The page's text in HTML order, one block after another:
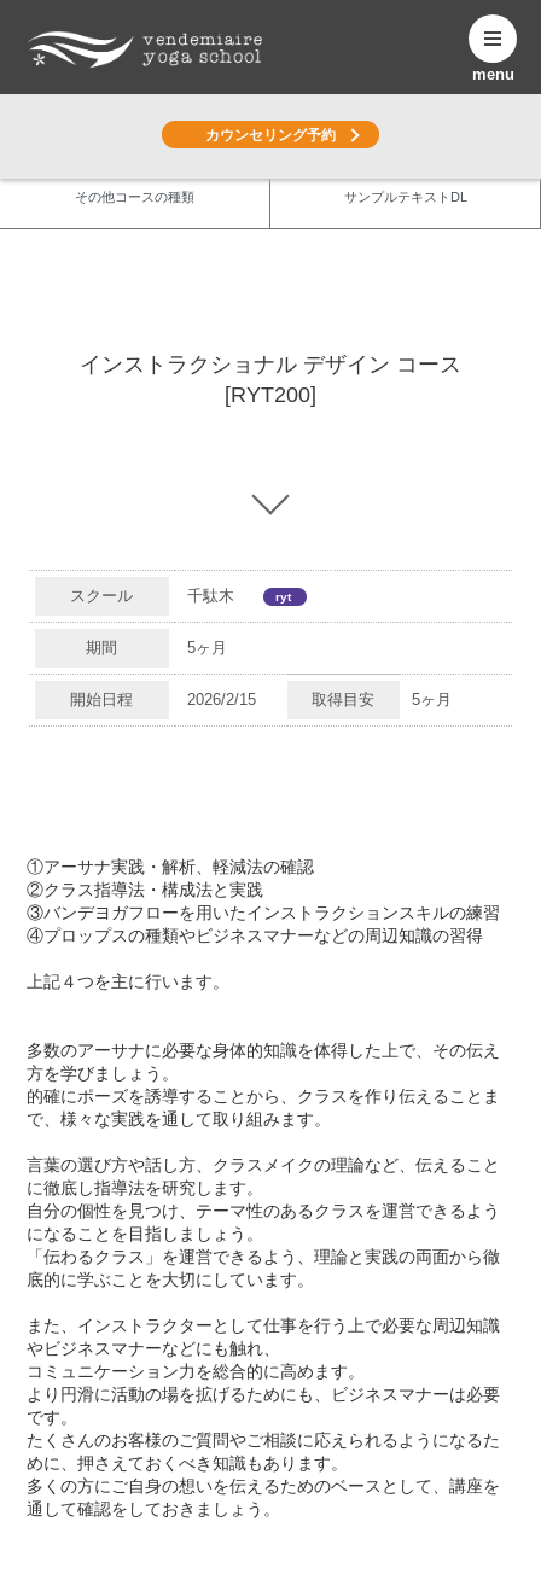
menu
カウンセリング予約
Course
その他コースの種類 サンプルテキストDL
インストラクショナル デザイン コース
[RYT200]
スクール 千駄木 ryt
期間 5ヶ月
開始日程 2026/2/15 取得目安 5ヶ月
①アーサナ実践・解析、軽減法の確認
②クラス指導法・構成法と実践
③バンデヨガフローを用いたインストラクションスキルの練習
④プロップスの種類やビジネスマナーなどの周辺知識の習得
上記４つを主に行います。
多数のアーサナに必要な身体的知識を体得した上で、その伝え
方を学びましょう。
的確にポーズを誘導することから、クラスを作り伝えることま
で、様々な実践を通して取り組みます。
言葉の選び方や話し方、クラスメイクの理論など、伝えること
に徹底し指導法を研究します。
自分の個性を見つけ、テーマ性のあるクラスを運営できるよう
になることを目指しましょう。
「伝わるクラス」を運営できるよう、理論と実践の両面から徹
底的に学ぶことを大切にしています。
また、インストラクターとして仕事を行う上で必要な周辺知識
やビジネスマナーなどにも触れ、
コミュニケーション力を総合的に高めます。
より円滑に活動の場を拡げるためにも、ビジネスマナーは必要
です。
たくさんのお客様のご質問やご相談に応えられるようになるた
めに、押さえておくべき知識もあります。
多くの方にご自身の想いを伝えるためのベースとして、講座を
通して確認をしておきましょう。